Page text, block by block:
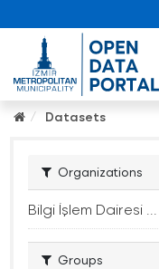
Datasets
Organizations
Bilgi İşlem Dairesi ...
Groups